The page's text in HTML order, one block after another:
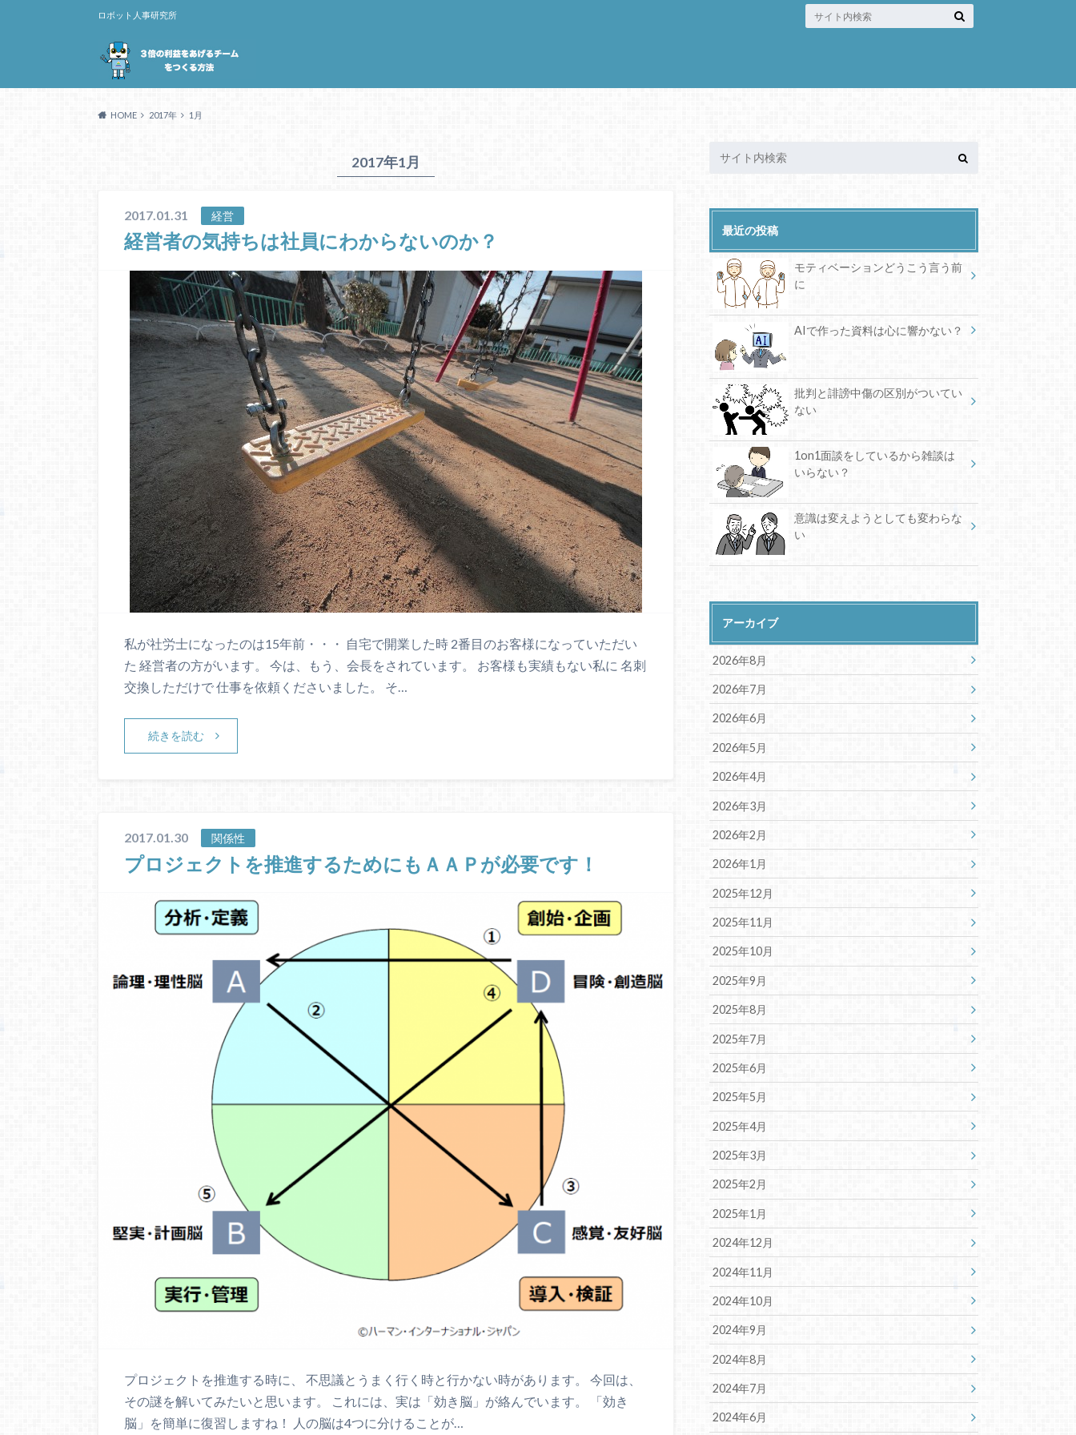
ロボット人事研究所
HOME 2017年 1月
2017年1月
2017.01.31 経営
経営者の気持ちは社員にわからないのか？
私が社労士になったのは15年前・・・ 自宅で開業した時 2番目のお客様になっていただい
た 経営者の方がいます。 今は、もう、会長をされています。 お客様も実績もない私に 名刺
交換しただけで 仕事を依頼くださいました。 そ…
続きを読む
2017.01.30 関係性
プロジェクトを推進するためにもＡＡＰが必要です！
プロジェクトを推進する時に、 不思議とうまく行く時と行かない時があります。 今回は、
その謎を解いてみたいと思います。 これには、実は「効き脳」が絡んでいます。 「効き
脳」を簡単に復習しますね！ 人の脳は4つに分けることが…
最近の投稿
モティベーションどうこう言う前
に
AIで作った資料は心に響かない？
批判と誹謗中傷の区別がついてい
ない
1on1面談をしているから雑談は
いらない？
意識は変えようとしても変わらな
い
アーカイブ
2026年8月
2026年7月
2026年6月
2026年5月
2026年4月
2026年3月
2026年2月
2026年1月
2025年12月
2025年11月
2025年10月
2025年9月
2025年8月
2025年7月
2025年6月
2025年5月
2025年4月
2025年3月
2025年2月
2025年1月
2024年12月
2024年11月
2024年10月
2024年9月
2024年8月
2024年7月
2024年6月